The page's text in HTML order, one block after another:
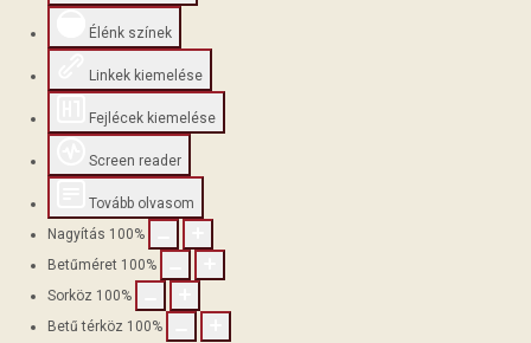
Élénk színek
Linkek kiemelése
Fejlécek kiemelése
Screen reader
Tovább olvasom
Nagyítás 100%
Betűméret 100%
Sorköz 100%
Betű térköz 100%